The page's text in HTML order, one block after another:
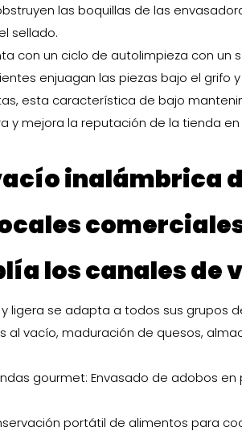
las boquillas de las
sellado.
con un ciclo de autolimpieza con
enjuagan las piezas bajo el grifo
esta característica de bajo
y mejora la reputación de la tienda
inalámbrica
los canales de
ligera se adapta a todos sus grupos
al vacío, maduración de quesos,
gourmet: Envasado de adobos
portátil de alimentos para